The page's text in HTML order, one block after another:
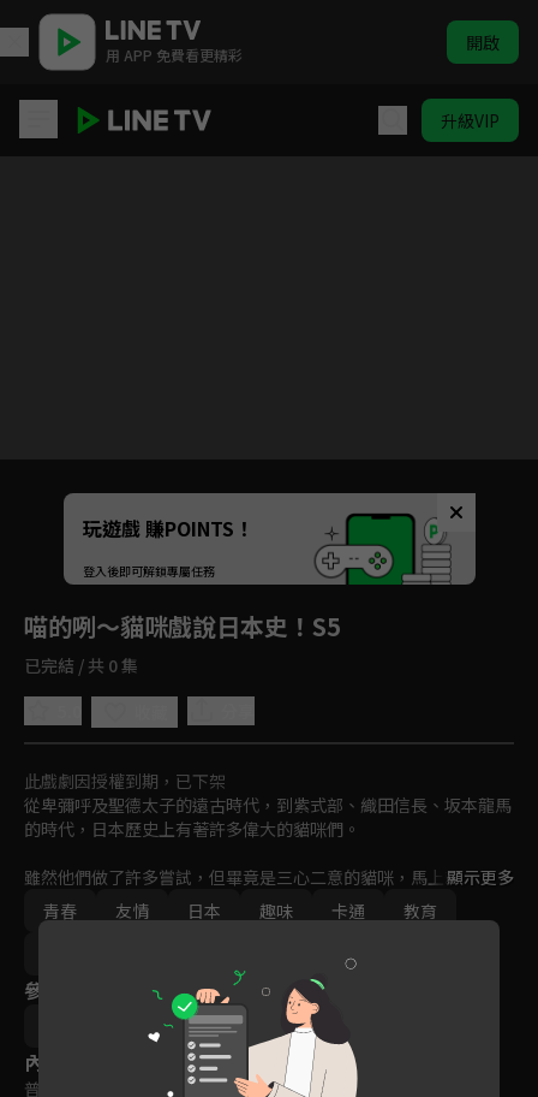
用 APP 免費看更精彩 開啟
升級VIP
Unmute
如有不便請見諒
玩遊戲 賺POINTS！
登入後即可解鎖專屬任務
喵的咧～貓咪戲說日本史！S5
已完結 / 共 0 集
此戲劇因授權到期，已下架
從卑彌呼及聖德太子的遠古時代，到紫式部、織田信長、坂本龍馬
的時代，日本歷史上有著許多偉大的貓咪們。
雖然他們做了許多嘗試，但畢竟是三心二意的貓咪，馬上就感到厭
倦，不自覺地對會動的東西卯起身子，再不然就是睡大覺。但只要
沉迷於某樣東西，他們就會發揮驚人的力量。究竟這樣的貓咪們是
顯示更多
青春
友情 日本 趣味 卡通
教育
參與演員
內容標籤
普遍級